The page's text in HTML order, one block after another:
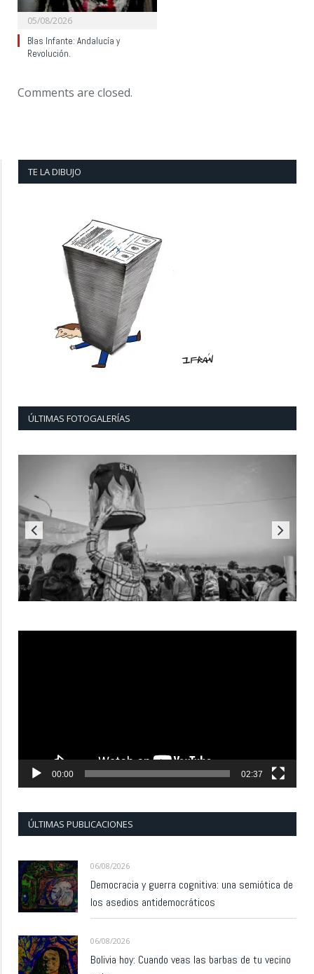
05/08/2026
Blas Infante: Andalucía y
Revolución.
Comments are closed.
TE LA DIBUJO
ÚLTIMAS FOTOGALERÍAS
00:00 02:37
ÚLTIMAS PUBLICACIONES
06/08/2026
Democracia y guerra cognitiva: una semiótica de
los asedios antidemocráticos
06/08/2026
Bolivia hoy: Cuando veas las barbas de tu vecino